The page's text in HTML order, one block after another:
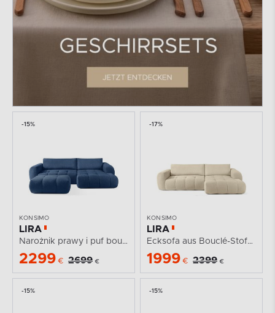
-15%
KONSIMO
LIRA
Narożnik prawy i puf boucle granatowy
2299 € 2699 €
-17%
KONSIMO
LIRA
Ecksofa aus Bouclé-Stoff in Hellbeige, rechts
1999 € 2399 €
-15% -15%